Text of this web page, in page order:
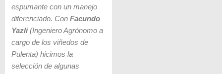
espumante con un manejo
diferenciado. Con Facundo
Yazli(Ingeniero Agrónomo a
cargo de los viñedos de
Pulenta) hicimos la
selección de algunas